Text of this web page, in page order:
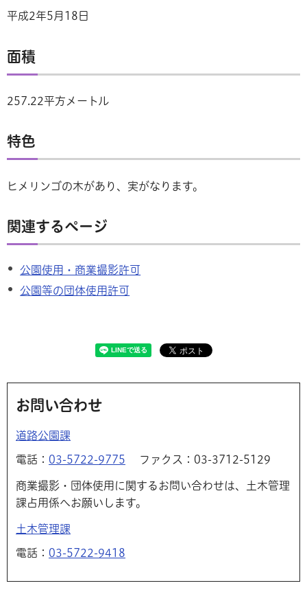
平成2年5月18日
面積
257.22平方メートル
特色
ヒメリンゴの木があり、実がなります。
関連するページ
公園使用・商業撮影許可
公園等の団体使用許可
お問い合わせ
道路公園課
電話： 03-5722-9775 ファクス：03-3712-5129
商業撮影・団体使用に関するお問い合わせは、土木管理
課占用係へお願いします。
土木管理課
電話： 03-5722-9418